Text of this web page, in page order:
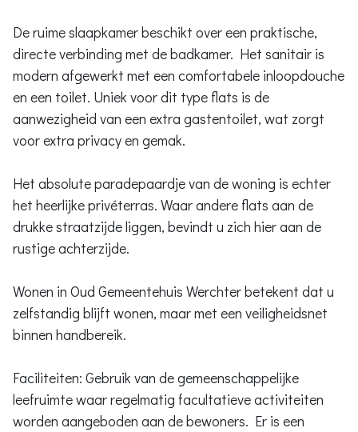
De ruime slaapkamer beschikt over een praktische,
directe verbinding met de badkamer. Het sanitair is
modern afgewerkt met een comfortabele inloopdouche
en een toilet. Uniek voor dit type flats is de
aanwezigheid van een extra gastentoilet, wat zorgt
voor extra privacy en gemak.
Het absolute paradepaardje van de woning is echter
het heerlijke privéterras. Waar andere flats aan de
drukke straatzijde liggen, bevindt u zich hier aan de
rustige achterzijde.
Wonen in Oud Gemeentehuis Werchter betekent dat u
zelfstandig blijft wonen, maar met een veiligheidsnet
binnen handbereik.
Faciliteiten: Gebruik van de gemeenschappelijke
leefruimte waar regelmatig facultatieve activiteiten
worden aangeboden aan de bewoners. Er is een